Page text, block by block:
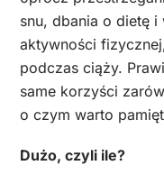
snu, dbania o dietę
aktywności
podczas ciąży.
same korzyści
o czym warto
Dużo, czyli ile?